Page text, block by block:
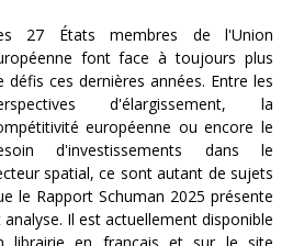
27 États membres de l'Union
font face à toujours plus
défis ces dernières années. Entre les
d'élargissement, la
européenne ou encore le
d'investissements dans le
spatial, ce sont autant de sujets
le Rapport Schuman 2025 présente
analyse. Il est actuellement disponible
librairie en français et sur le site